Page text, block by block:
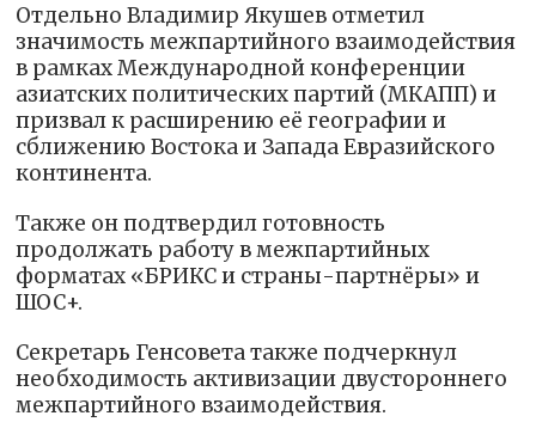
Отдельно Владимир Якушев отметил
значимость межпартийного взаимодействия
в рамках Международной конференции
азиатских политических партий (МКАПП) и
призвал к расширению её географии и
сближению Востока и Запада Евразийского
континента.
Также он подтвердил готовность
продолжать работу в межпартийных
форматах «БРИКС и страны-партнёры» и
ШОС+.
Секретарь Генсовета также подчеркнул
необходимость активизации двустороннего
межпартийного взаимодействия.